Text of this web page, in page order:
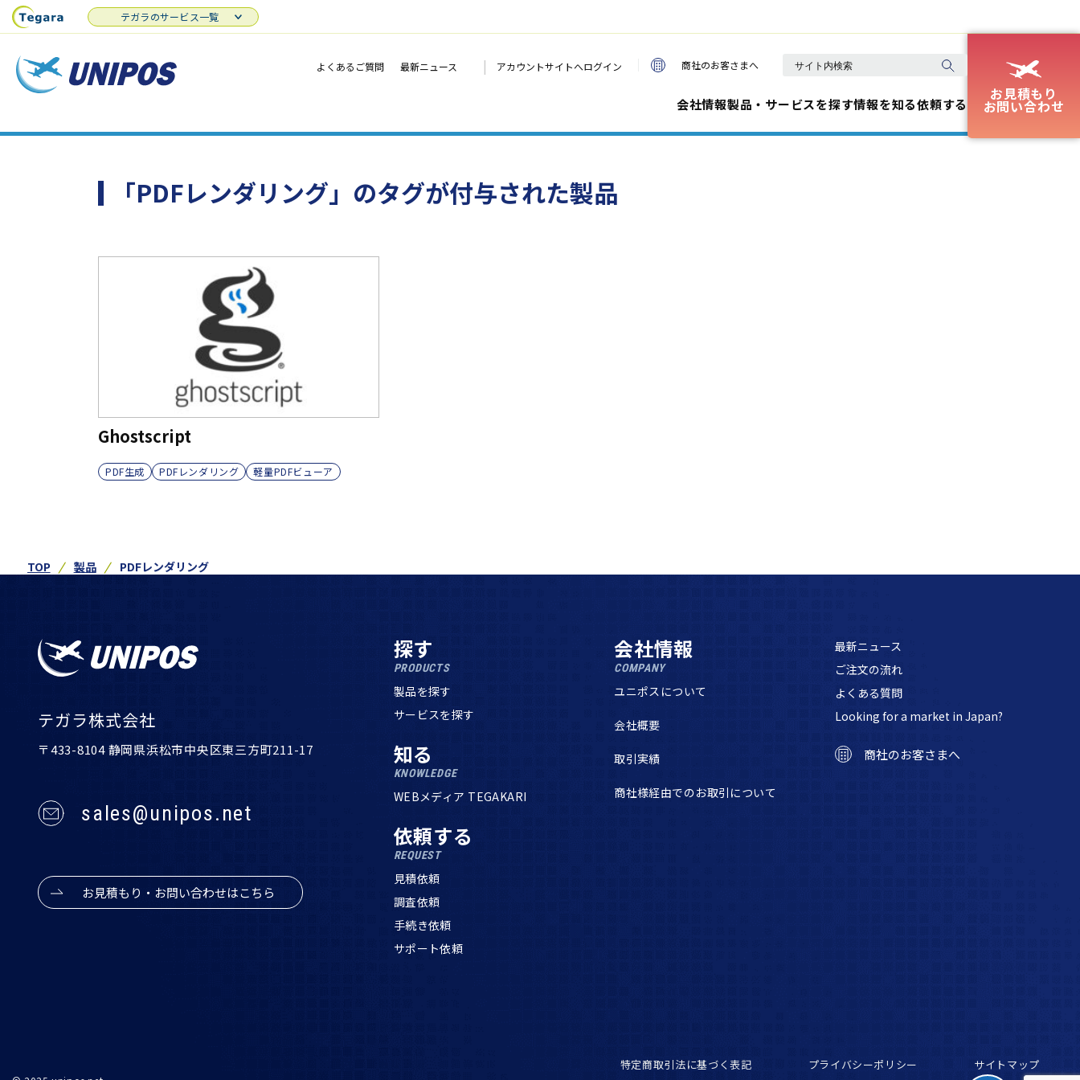
よくあるご質問 最新ニュース | アカウントサイトへログイン 商社のお客さまへ
会社情報製品・サービスを探す情報を知る依頼する
お見積もり
お問い合わせ
テガラのサービス一覧
「PDFレンダリング」のタグが付与された製品
Ghostscript
PDF生成 PDFレンダリング 軽量PDFビューア
TOP 製品 PDFレンダリング
テガラ株式会社
〒433-8104 静岡県浜松市中央区東三方町211-17
sales@unipos.net
お見積もり・お問い合わせはこちら
探す
PRODUCTS
製品を探す
サービスを探す
知る
KNOWLEDGE
WEBメディア TEGAKARI
依頼する
REQUEST
見積依頼
調査依頼
手続き依頼
サポート依頼
会社情報
COMPANY
ユニポスについて
会社概要
取引実績
商社様経由でのお取引について
最新ニュース
ご注文の流れ
よくある質問
Looking for a market in Japan?
商社のお客さまへ
特定商取引法に基づく表記 プライバシーポリシー サイトマップ